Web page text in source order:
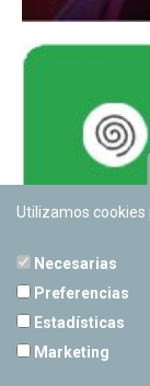
Utilizamos
Necesarias
Preferencias
Estadísticas
Marketing